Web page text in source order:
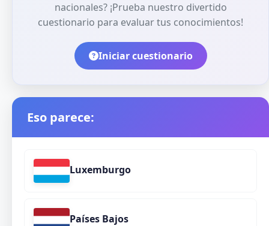
nacionales? ¡Prueba nuestro divertido
cuestionario para evaluar tus conocimientos!
Iniciar cuestionario
Eso parece:
Luxemburgo
Países Bajos